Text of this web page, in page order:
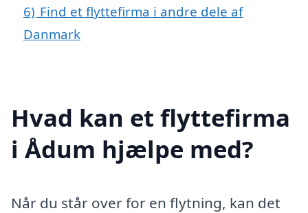
6) Find et flyttefirma i andre dele af
Danmark
Hvad kan et flyttefirma
i Ådum hjælpe med?
Når du står over for en flytning, kan det